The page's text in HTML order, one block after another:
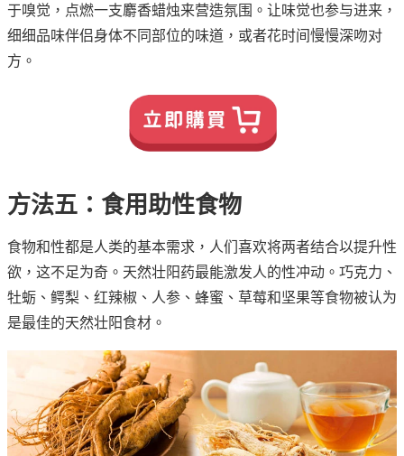
于嗅觉，点燃一支麝香蜡烛来营造氛围。让味觉也参与进来，
细细品味伴侣身体不同部位的味道，或者花时间慢慢深吻对
方。
方法五：食用助性食物
食物和性都是人类的基本需求，人们喜欢将两者结合以提升性
欲，这不足为奇。天然壮阳药最能激发人的性冲动。巧克力、
牡蛎、鳄梨、红辣椒、人参、蜂蜜、草莓和坚果等食物被认为
是最佳的天然壮阳食材。